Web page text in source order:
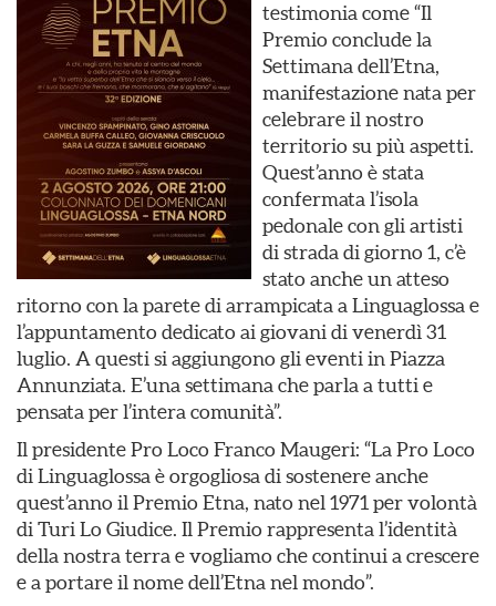
testimonia come “Il
Premio conclude la
Settimana dell’Etna,
manifestazione nata per
celebrare il nostro
territorio su più aspetti.
Quest’anno è stata
confermata l’isola
pedonale con gli artisti
di strada di giorno 1, c’è
stato anche un atteso
ritorno con la parete di arrampicata a Linguaglossa e
l’appuntamento dedicato ai giovani di venerdì 31
luglio. A questi si aggiungono gli eventi in Piazza
Annunziata. E’una settimana che parla a tutti e
pensata per l’intera comunità”.
Il presidente Pro Loco Franco Maugeri: “La Pro Loco
di Linguaglossa è orgogliosa di sostenere anche
quest’anno il Premio Etna, nato nel 1971 per volontà
di Turi Lo Giudice. Il Premio rappresenta l’identità
della nostra terra e vogliamo che continui a crescere
e a portare il nome dell’Etna nel mondo”.